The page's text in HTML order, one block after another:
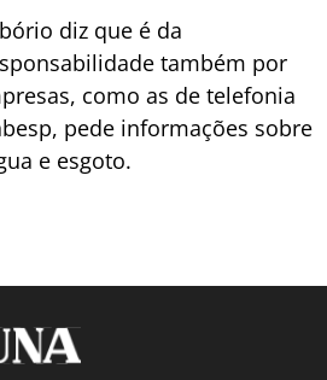
diz que é da
também por
como as de telefonia
pede informações sobre
e esgoto.